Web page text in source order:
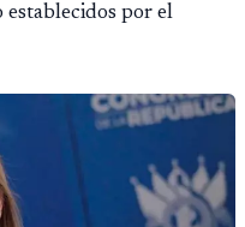
establecidos por el